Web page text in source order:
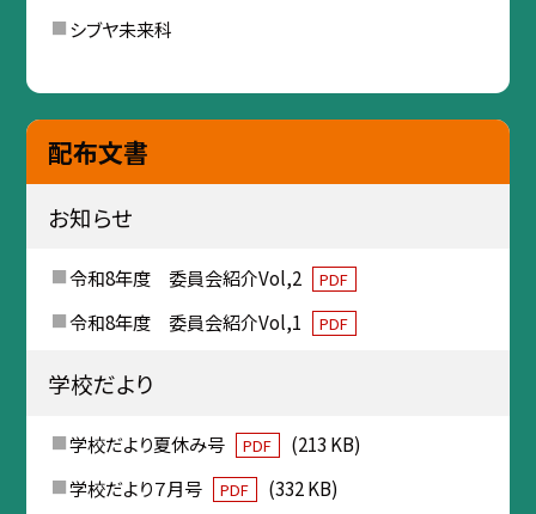
シブヤ未来科
配布文書
お知らせ
令和8年度 委員会紹介Vol,2 PDF
令和8年度 委員会紹介Vol,1 PDF
学校だより
学校だより夏休み号 PDF
(213 KB)
学校だより７月号
PDF
(332 KB)